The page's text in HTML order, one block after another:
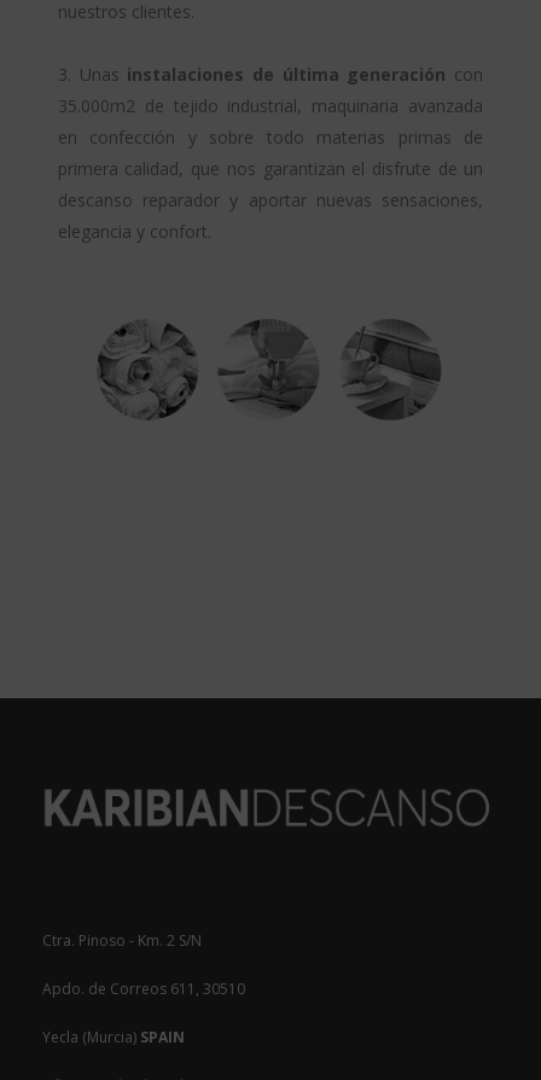
nuestros clientes.
3. Unas instalaciones de última generación con
35.000m2 de tejido industrial, maquinaria avanzada
en confección y sobre todo materias primas de
primera calidad, que nos garantizan el disfrute de un
descanso reparador y aportar nuevas sensaciones,
elegancia y confort.
Ctra. Pinoso - Km. 2 S/N
Apdo. de Correos 611, 30510
Yecla (Murcia) SPAIN